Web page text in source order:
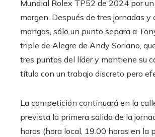
Mundial Rolex TP52 de 2024 por
margen. Después de tres jornadas y
mangas, sólo un punto separa a
triple de Alegre de Andy Soriano,
tres puntos del líder y mantiene su
título con un trabajo discreto pero
La competición continuará en la
prevista la primera salida de la
horas (hora local, 19.00 horas en la